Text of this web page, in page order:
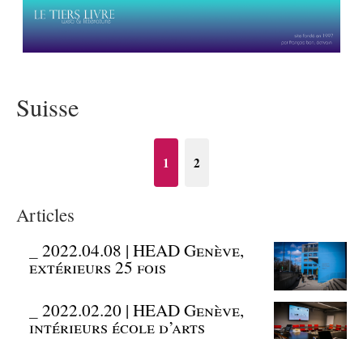
Suisse
1 2
Articles
_2022.04.08 | HEAD Genève,
extérieurs 25 fois
_2022.02.20 | HEAD Genève,
intérieurs école d’arts